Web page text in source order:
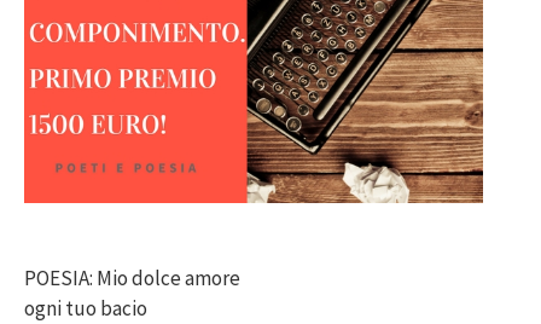
POESIA: Mio dolce amore
ogni tuo bacio